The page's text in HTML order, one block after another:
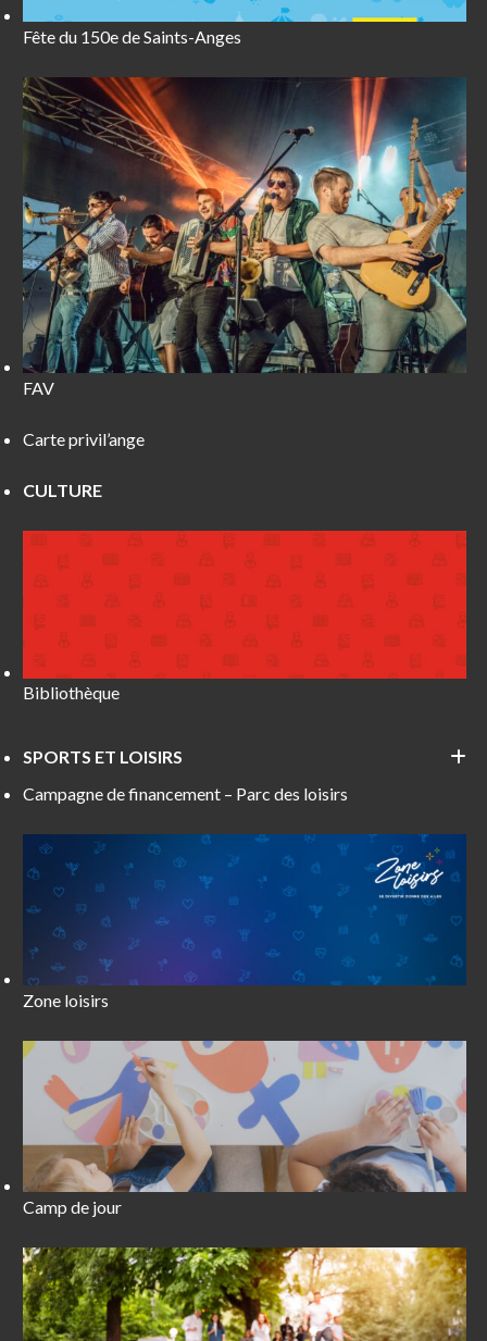
Fête du 150e de Saints-Anges
FAV
Carte privil’ange
CULTURE
Bibliothèque
SPORTS ET LOISIRS
Campagne de financement – Parc des loisirs
Zone loisirs
Camp de jour